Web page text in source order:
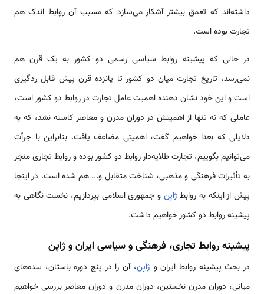
داشته‌اند که تعمق بیشتر آشکار می‌سازد که مسبب آن روابط اندک هم
تجارت بوده است.
در حالی که پیشینه روابط سیاسی رسمی دو کشور به یک قرن هم
نمی‌رسد، تاریخ تجارت میان دو کشور تا پانزده قرن پیش قابل ردگیری
است و این خود نشان دهنده اهمیت عامل تجارت در روابط دو کشور است،
عاملی که نه تنها از اهمیتش در دوران مدرن و معاصر کاسته نشد، که به
دلایلی که بعدا خواهیم گفت، اهمیتی مضاعف یافت. بنابراین با جرأت
می‌توانیم بگوییم، تجارت طلایه‌دار روابط دو کشور بوده و روابط تجاری منجر
به تأثیرات فرهنگی و مذهبی، شناخت متقابل و... هم شده است. در اینجا
پیش از اینکه به روابط ژاپن و جمهوری اسلامی بپردازیم، نخست نگاهی به
پیشینه روابط دو کشور خواهیم داشت.
پیشینه روابط تجاری، فرهنگی و سیاسی ایران و ژاپن
در بحث پیشینه روابط ایران و ژاپن، آن را در پنج دوره باستان، سده‌های
میانی، دوران مدرن نخستین، دوران مدرن و دوران معاصر بررسی خواهیم